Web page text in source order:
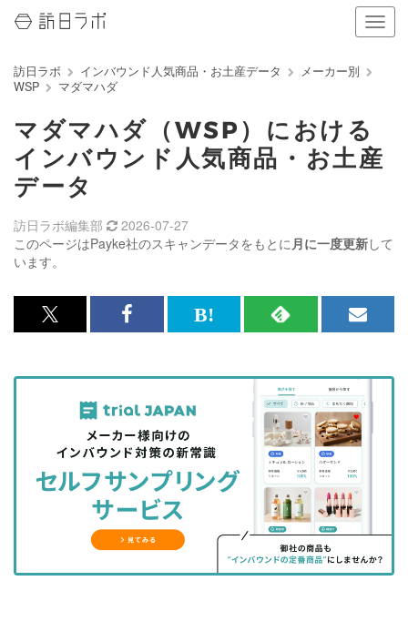
ナ
ビ
の
表
り
る
訪日ラボ インバウンド人気商品・お土産データ
メーカー別
WSP
マダマハダ
マダマハダ（WSP）における
インバウンド人気商品・お土産
データ
このページはPayke社のスキャンデータをもとに月に一度更新して
います。
訪日ラボ編集部 2026-07-27
x<br>
記
を
シ
ェ
る
Facebook<br>
記
事
を
シ
ェ
ア
す
る
は
な
ッ
ク
マ
に
RSS
記
事
を
購
読
す
る
メ
マ
ガ
登
録
す
る